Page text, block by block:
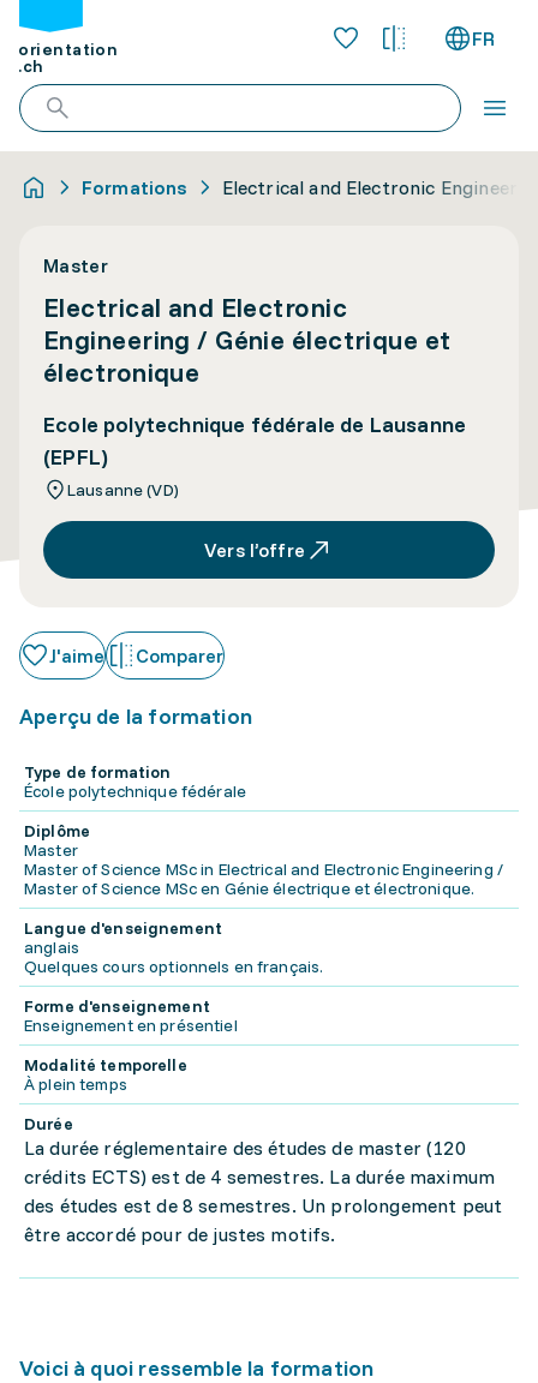
orientation
.ch
FR
Formations Electrical and Electronic
Master
Electrical and Electronic
Engineering / Génie électrique et
électronique
Ecole polytechnique fédérale de Lausanne
(EPFL)
Lausanne (VD)
Vers l’offre
J'aime Comparer
Aperçu de la formation
Type de formation
École polytechnique fédérale
Diplôme
Master
Master of Science MSc in Electrical and Electronic Engineering /
Master of Science MSc en Génie électrique et électronique.
Langue d'enseignement
anglais
Quelques cours optionnels en français.
Forme d'enseignement
Enseignement en présentiel
Modalité temporelle
À plein temps
Durée
La durée réglementaire des études de master (120
crédits ECTS) est de 4 semestres. La durée maximum
des études est de 8 semestres. Un prolongement peut
être accordé pour de justes motifs.
Voici à quoi ressemble la formation